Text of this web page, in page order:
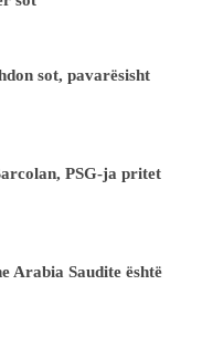
sot, pavarësisht
PSG-ja pritet
Arabia Saudite është